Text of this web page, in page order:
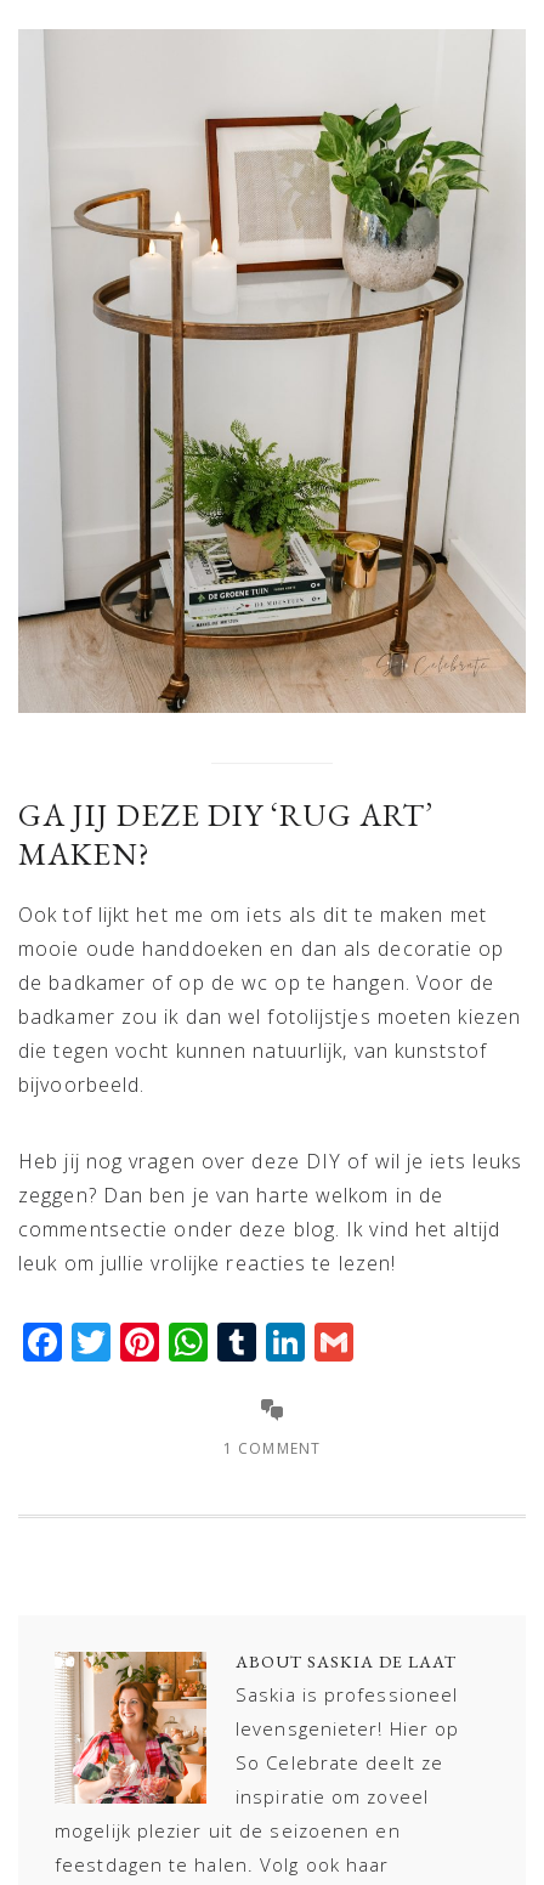
GA JIJ DEZE DIY ‘RUG ART’
MAKEN?
Ook tof lijkt het me om iets als dit te maken met
mooie oude handdoeken en dan als decoratie op
de badkamer of op de wc op te hangen. Voor de
badkamer zou ik dan wel fotolijstjes moeten kiezen
die tegen vocht kunnen natuurlijk, van kunststof
bijvoorbeeld.
Heb jij nog vragen over deze DIY of wil je iets leuks
zeggen? Dan ben je van harte welkom in de
commentsectie onder deze blog. Ik vind het altijd
leuk om jullie vrolijke reacties te lezen!
Facebook
Twitter
Pinterest
WhatsApp
TumblrLinkedIn
1 COMMENT
ABOUT SASKIA DE LAAT
Saskia is professioneel
levensgenieter! Hier op
So Celebrate deelt ze
inspiratie om zoveel
mogelijk plezier uit de seizoenen en
feestdagen te halen. Volg ook haar